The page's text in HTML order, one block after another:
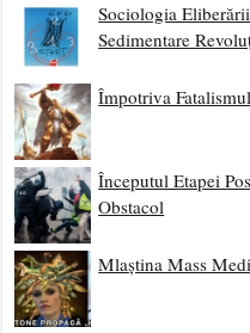
Sociologia
Sedimentare
Împotriva
Începutul Etapei
Obstacol
Mlaștina Mass